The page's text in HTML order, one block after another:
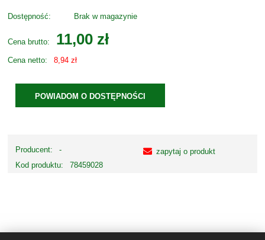
Dostępność: Brak w magazynie
Cena brutto: 11,00 zł
Cena netto: 8,94 zł
POWIADOM O DOSTĘPNOŚCI
Producent:
-
Kod produktu:
78459028
zapytaj o produkt